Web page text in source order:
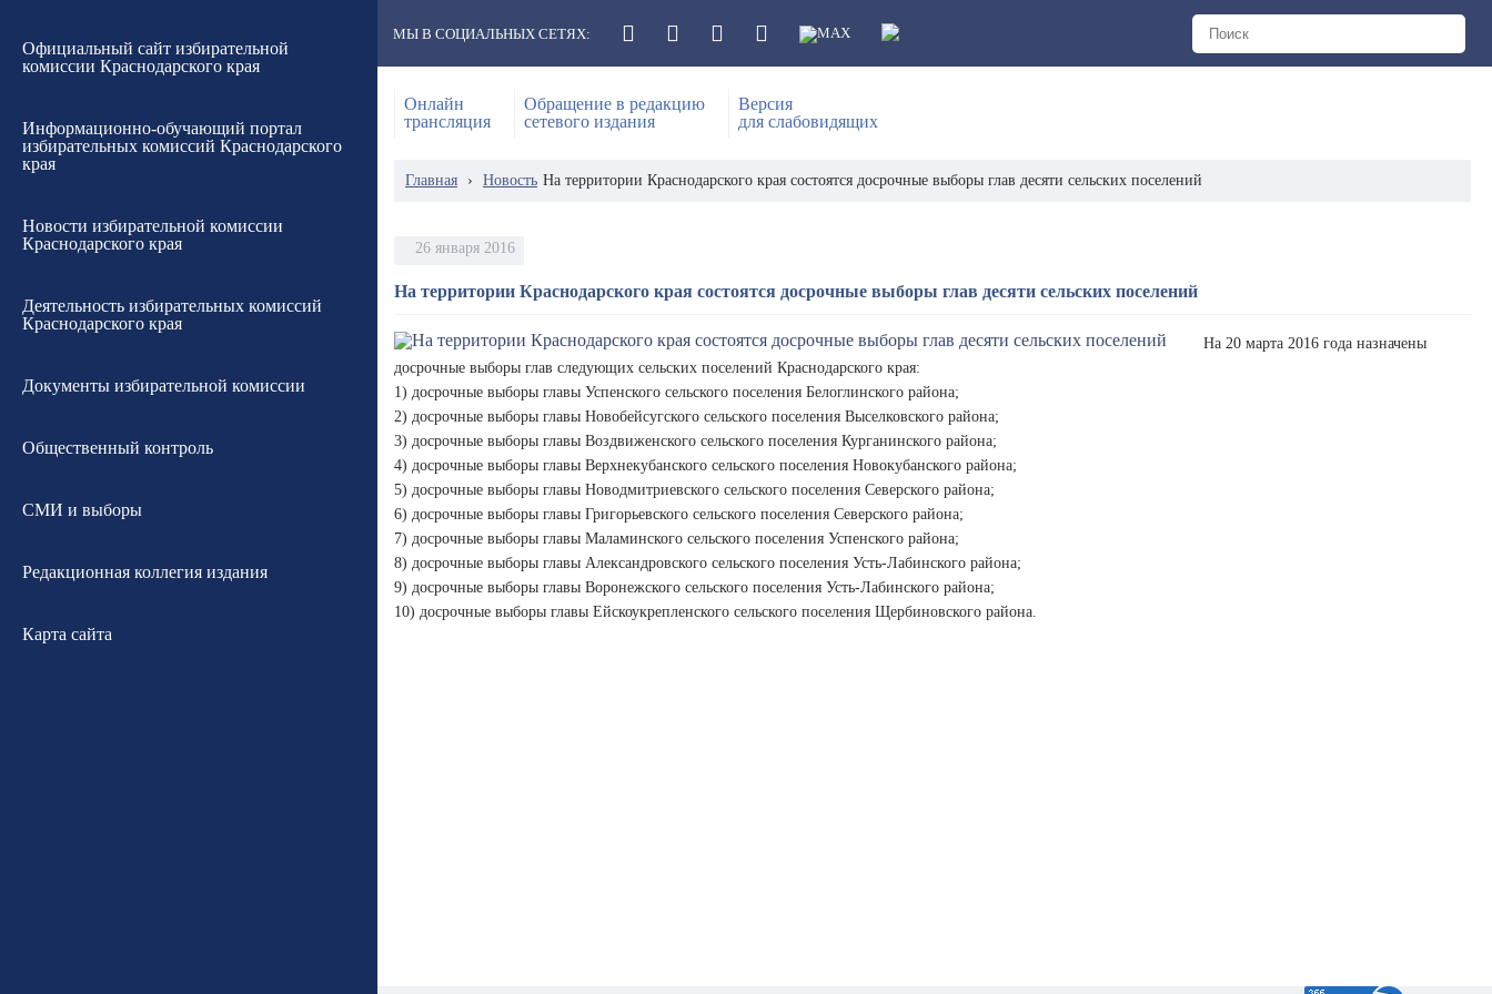
Официальный сайт избирательной
комиссии Краснодарского края
Информационно-обучающий портал
избирательных комиссий Краснодарского
края
Новости избирательной комиссии
Краснодарского края
Деятельность избирательных комиссий
Краснодарского края
Документы избирательной комиссии
Общественный контроль
СМИ и выборы
Редакционная коллегия издания
Карта сайта
МЫ В СОЦИАЛЬНЫХ СЕТЯХ:
Онлайн
трансляция
Обращение в редакцию
сетевого издания
Версия
для слабовидящих
Главная › Новость На территории Краснодарского края состоятся досрочные выборы глав десяти сельских поселений
26 января 2016
На территории Краснодарского края состоятся досрочные выборы глав десяти сельских поселений
На 20 марта 2016 года назначены
досрочные выборы глав следующих сельских поселений Краснодарского края:
1) досрочные выборы главы Успенского сельского поселения Белоглинского района;
2) досрочные выборы главы Новобейсугского сельского поселения Выселковского района;
3) досрочные выборы главы Воздвиженского сельского поселения Курганинского района;
4) досрочные выборы главы Верхнекубанского сельского поселения Новокубанского района;
5) досрочные выборы главы Новодмитриевского сельского поселения Северского района;
6) досрочные выборы главы Григорьевского сельского поселения Северского района;
7) досрочные выборы главы Маламинского сельского поселения Успенского района;
8) досрочные выборы главы Александровского сельского поселения Усть-Лабинского района;
9) досрочные выборы главы Воронежского сельского поселения Усть-Лабинского района;
10) досрочные выборы главы Ейскоукрепленского сельского поселения Щербиновского района.